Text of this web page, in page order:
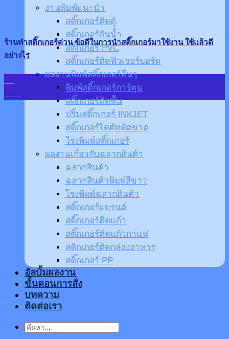
งานพิมพ์แนะนำ
สติ๊กเกอร์ติดตู้
สติ๊กเกอร์กันน้ำ
สติ๊กเกอร์ PVC
สติ๊กเกอร์ติดฟิวเจอร์บอร์ด
ผลงานพิมพ์สติ๊กเกอร์อื่นๆ
พิมพ์สติ๊กเกอร์การ์ตูน
สติ๊กเกอร์ติดพื้น
ปริ้นสติ๊กเกอร์ INKJET
สติ๊กเกอร์ไดคัทตัดขาด
โรงพิมพ์สติ๊กเกอร์
ผลงานเกี่ยวกับฉลากสินค้า
ฉลากสินค้า
ฉลากสินค้าพิมพ์สีขาว
โรงพิมพ์ฉลากสินค้า
สติ๊กเกอร์แบรนด์
สติ๊กเกอร์ติดแก้ว
สติ๊กเกอร์ติดแก้วกาแฟ
สติกเกอร์ติดกล่องอาหาร
สติ๊กเกอร์ PP
อัลบั้มผลงาน
ขั้นตอนการสั่ง
บทความ
ติดต่อเรา
ค้นหา:
ร้านทำสติ๊กเกอร์ด่วน ข้อดีในการนำสติ๊กเกอร์มาใช้งาน ใช้แล้วดี
อย่างไร